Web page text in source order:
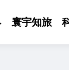
寰宇知旅